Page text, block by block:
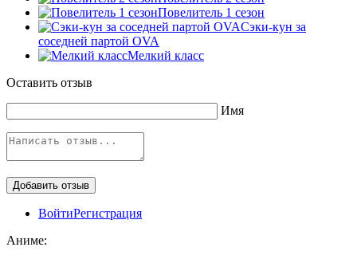
Повелитель 1 сезон
Сэки-кун за
соседней партой OVA
Мелкий класс
Оставить отзыв
Имя
ВойтиРегистрация
Аниме: